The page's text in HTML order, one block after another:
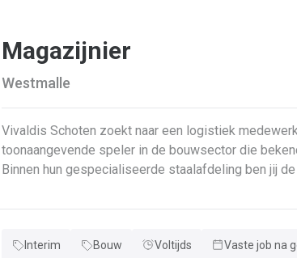
Magazijnier
Westmalle
Vivaldis Schoten zoekt naar een logistiek
toonaangevende speler in de bouwsector die
Binnen hun gespecialiseerde staalafdeling ben jij
efficiëntie centraal staan. 📍 Wat kan je van de job verwachten? Laden van vrachtwagens: Je zorgt ervoor
nauwgezet de vrachtbrieven en veiligheidsregels
Interim Bouw Voltijds Vaste job na